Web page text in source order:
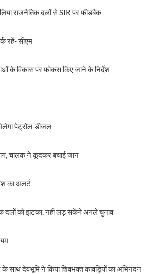
लिया राजनैतिक दलों से SIR पर फीडबैक
रहें- सीएम
के विकास पर फोकस किए जाने के निर्देश
पेट्रोल-डीजल
चालक ने कूदकर बचाई जान
का अलर्ट
दलों को झटका, नहीं लड़ सकेंगे अगले चुनाव
के साथ देवभूमि ने किया शिवभक्त कांवड़ियों का अभिनंदन